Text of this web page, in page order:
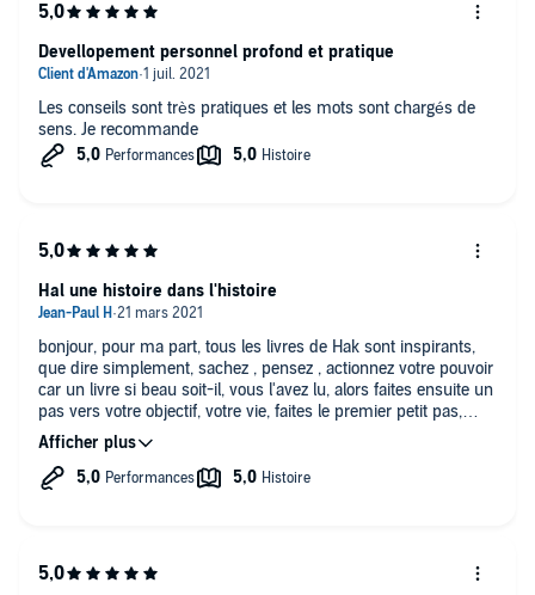
Les conseils sont très pratiques et les mots sont chargés de
sens. Je recommande
Devellopement personnel profond et pratique
bonjour, pour ma part, tous les livres de Hak sont inspirants,
que dire simplement, sachez , pensez , actionnez votre pouvoir
car un livre si beau soit-il, vous l'avez lu, alors faites ensuite un
pas vers votre objectif, votre vie, faites le premier petit pas,
vous voulez gravir la montagne, il faut faire un pas, si vous la
regardez dans son entièreté, là cela semble insurmontable,
faites comme le cycliste,il ne voit pas directement le sommet, il
Hal une histoire dans l'histoire